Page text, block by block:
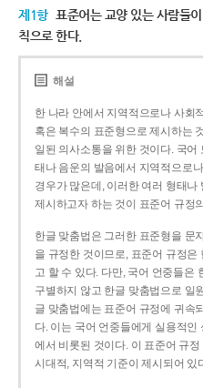
제1항 표준어는 교양 있는 사람들
칙으로 한다.
해설
한 나라 안에서 지역적으로나 사회
혹은 복수의 표준형으로 제시하는
일된 의사소통을 위한 것이다. 국어
태나 음운의 발음에서 지역적으로
경우가 많은데, 이러한 여러 형태
제시하고자 하는 것이 표준어 규정
한글 맞춤법은 그러한 표준형을 문
을 규정한 것이므로, 표준어 규정
고 할 수 있다. 다만, 국어 언중들은
구별하지 않고 한글 맞춤법으로 일
글 맞춤법에는 표준어 규정에 귀속
다. 이는 국어 언중들에게 실용적
에서 비롯된 것이다. 이 표준어 규
시대적, 지역적 기준이 제시되어 있